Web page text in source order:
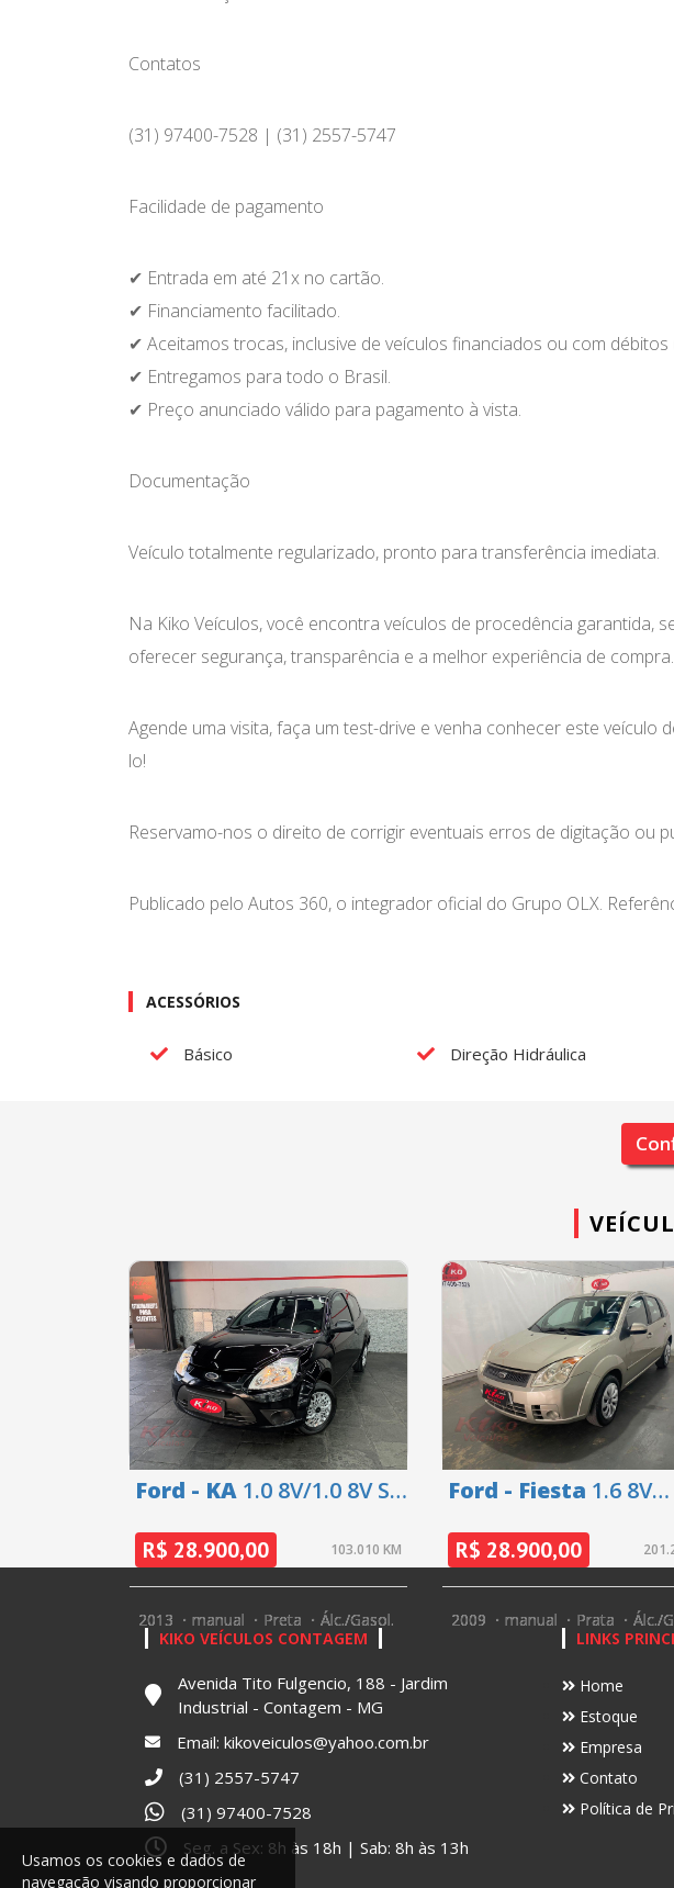
Usamos os cookies e dados de
navegação visando proporcionar
Contatos
(31) 97400-7528 | (31) 2557-5747
Facilidade de pagamento
✔ Entrada em até 21x no cartão.
✔ Financiamento facilitado.
✔ Aceitamos trocas, inclusive de veículos financiados ou com
✔ Entregamos para todo o Brasil.
✔ Preço anunciado válido para pagamento à vista.
Documentação
Veículo totalmente regularizado, pronto para transferência imediata.
Na Kiko Veículos, você encontra veículos de procedência garantida,
oferecer segurança, transparência e a melhor experiência de compra.
Agende uma visita, faça um test-drive e venha conhecer este veículo
lo!
Reservamo-nos o direito de corrigir eventuais erros de digitação ou
Publicado pelo Autos 360, o integrador oficial do Grupo OLX.
ACESSÓRIOS
Básico Direção Hidráulica
Ford - KA 1.0 8V/1.0 8V ST
R$ 28.900,00 103.010 KM
2013 manual Preta Álc./Gasol.
Ford - Fiesta 1.6 8V
2009
R$ 28.900,00
2009 manual Prata
Álc./
KIKO VEÍCULOS CONTAGEM
Avenida Tito Fulgencio, 188 - Jardim
Industrial - Contagem - MG
Email: kikoveiculos@yahoo.com.br
(31) 2557-5747
(31) 97400-7528
Seg. a Sex: 8h às 18h | Sab: 8h às 13h
LINKS
Home
Estoque
Empresa
Contato
Política de